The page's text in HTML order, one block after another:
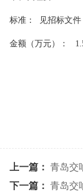
标准： 见招标文件
金额（万元）：
上一篇： 青岛交
下一篇： 青岛交